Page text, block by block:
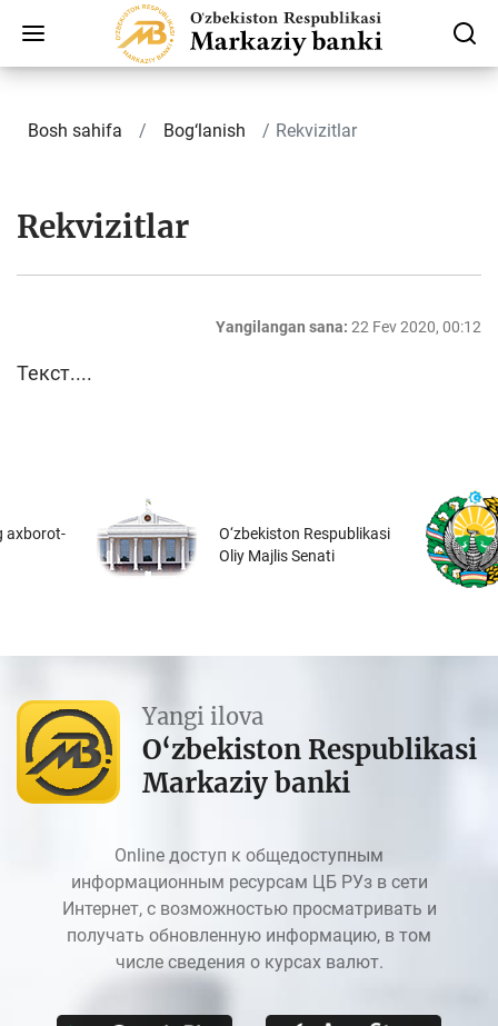
Bosh sahifa Bog‘lanish Rekvizitlar
Rekvizitlar
Yangilangan sana: 22 Fev 2020, 00:12
Текст....
axborot-
O‘zbekiston Respublikasi
Oliy Majlis Senati
Yangi ilova
O‘zbekiston Respublikasi
Markaziy banki
Online доступ к общедоступным
информационным ресурсам ЦБ РУз в сети
Интернет, с возможностью просматривать и
получать обновленную информацию, в том
числе сведения о курсах валют.